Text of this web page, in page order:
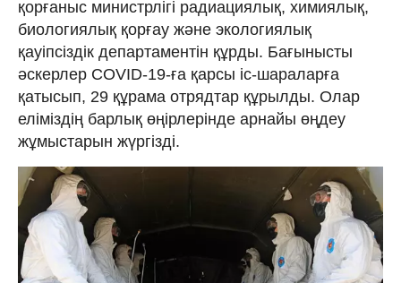
қорғаныс министрлігі радиациялық, химиялық,
биологиялық қорғау және экологиялық
қауіпсіздік департаментін құрды. Бағынысты
әскерлер COVID-19-ға қарсы іс-шараларға
қатысып, 29 құрама отрядтар құрылды. Олар
еліміздің барлық өңірлерінде арнайы өңдеу
жұмыстарын жүргізді.